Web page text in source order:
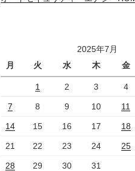
2025年7月
月
火 水 木 金
1 2 3 4
7 8 9 10 11
14 15 16 17 18
21 22 23 24 25
28 29 30 31